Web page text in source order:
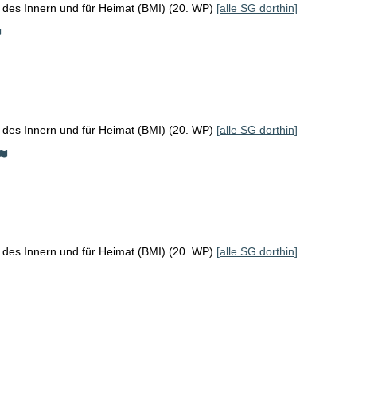
Innern und für Heimat (BMI) (20. WP) [alle SG dorthin]
Innern und für Heimat (BMI) (20. WP) [alle SG dorthin]
Innern und für Heimat (BMI) (20. WP) [alle SG dorthin]